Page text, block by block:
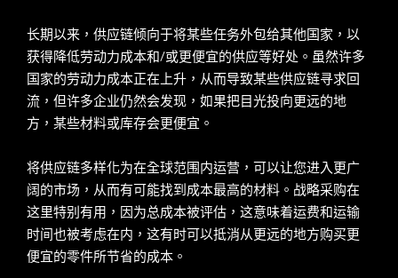
长期以来，供应链倾向于将某些任务外包给其他国家，以
获得降低劳动力成本和/或更便宜的供应等好处。虽然许多
国家的劳动力成本正在上升，从而导致某些供应链寻求回
流，但许多企业仍然会发现，如果把目光投向更远的地
方，某些材料或库存会更便宜。
将供应链多样化为在全球范围内运营，可以让您进入更广
阔的市场，从而有可能找到成本最高的材料。战略采购在
这里特别有用，因为总成本被评估，这意味着运费和运输
时间也被考虑在内，这有时可以抵消从更远的地方购买更
便宜的零件所节省的成本。